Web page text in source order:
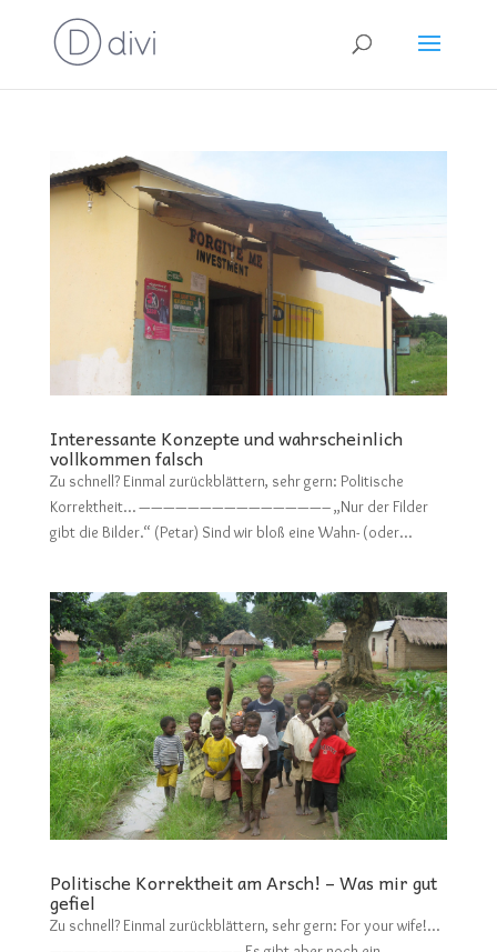
Interessante Konzepte und wahrscheinlich
vollkommen falsch
Zu schnell? Einmal zurückblättern, sehr gern: Politische
Korrektheit… ———————————————– „Nur der Filder
gibt die Bilder.“ (Petar) Sind wir bloß eine Wahn- (oder...
Politische Korrektheit am Arsch! – Was mir gut
gefiel
Zu schnell? Einmal zurückblättern, sehr gern: For your wife!…